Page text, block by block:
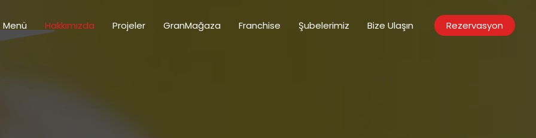
Menü Hakkımızda Projeler GranMağaza Franchise Şubelerimiz Bize Ulaşın Rezervasyon